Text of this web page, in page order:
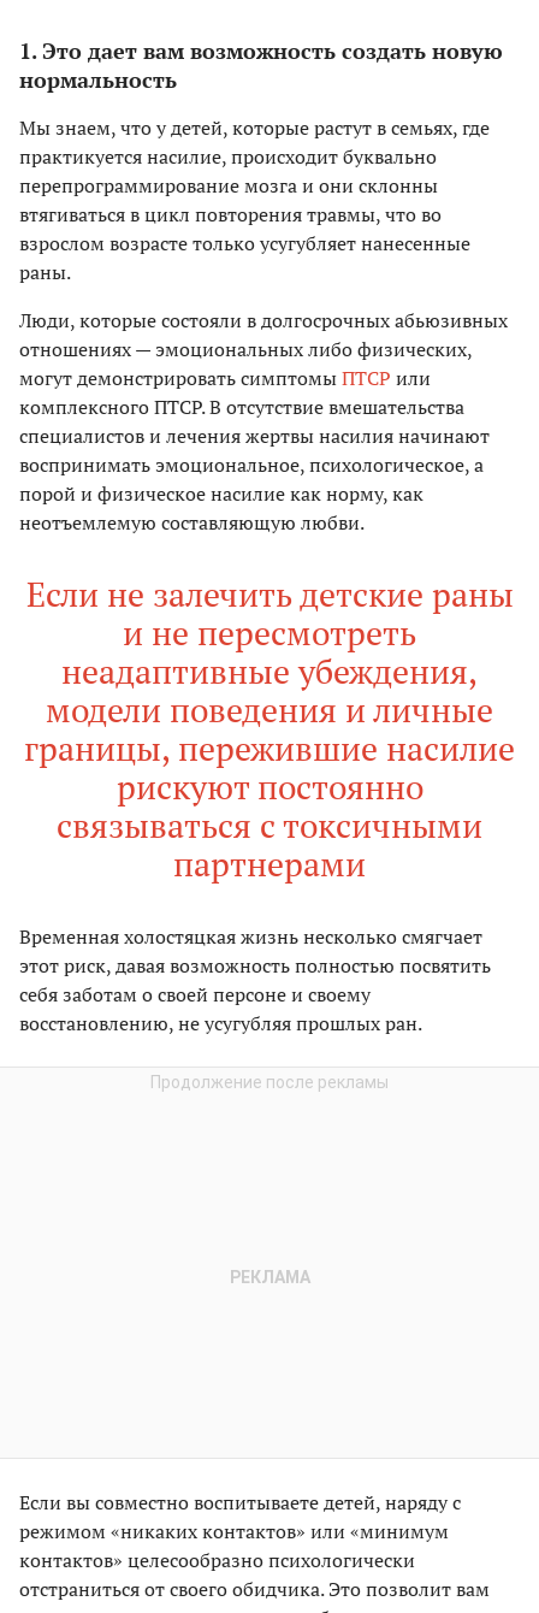
1. Это дает вам возможность создать новую
нормальность
Мы знаем, что у детей, которые растут в семьях, где
практикуется насилие, происходит буквально
перепрограммирование мозга и они склонны
втягиваться в цикл повторения травмы, что во
взрослом возрасте только усугубляет нанесенные
раны.
Люди, которые состояли в долгосрочных абьюзивных
отношениях — эмоциональных либо физических,
могут демонстрировать симптомыПТСР или
комплексного ПТСР. В отсутствие вмешательства
специалистов и лечения жертвы насилия начинают
воспринимать эмоциональное, психологическое, а
порой и физическое насилие как норму, как
неотъемлемую составляющую любви.
Если не залечить детские раны
и не пересмотреть
неадаптивные убеждения,
модели поведения и личные
границы, пережившие насилие
рискуют постоянно
связываться с токсичными
партнерами
Временная холостяцкая жизнь несколько смягчает
этот риск, давая возможность полностью посвятить
себя заботам о своей персоне и своему
восстановлению, не усугубляя прошлых ран.
Если вы совместно воспитываете детей, наряду с
режимом «никаких контактов» или «минимум
контактов» целесообразно психологически
отстраниться от своего обидчика. Это позволит вам